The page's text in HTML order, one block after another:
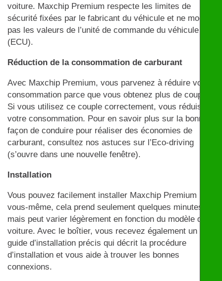
voiture. Maxchip Premium respecte les limites de
sécurité fixées par le fabricant du véhicule et ne modifie
pas les valeurs de l’unité de commande du véhicule
(ECU).
Réduction de la consommation de carburant
Avec Maxchip Premium, vous parvenez à réduire votre
consommation parce que vous obtenez plus de couple.
Si vous utilisez ce couple correctement, vous réduisez
votre consommation. Pour en savoir plus sur la bonne
façon de conduire pour réaliser des économies de
carburant, consultez nos astuces sur l’Eco-driving
(s’ouvre dans une nouvelle fenêtre).
Installation
Vous pouvez facilement installer Maxchip Premium par
vous-même, cela prend seulement quelques minutes
mais peut varier légèrement en fonction du modèle de
voiture. Avec le boîtier, vous recevez également un
guide d’installation précis qui décrit la procédure
d’installation et vous aide à trouver les bonnes
connexions.